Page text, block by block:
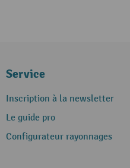
Service
Inscription à la newsletter
Le guide pro
Configurateur rayonnages